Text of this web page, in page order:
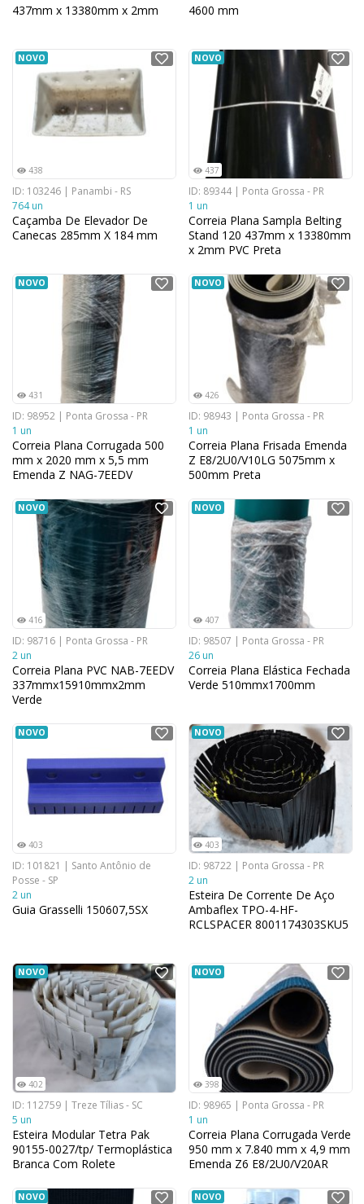
437mm x 13380mm x 2mm
4600 mm
NOVO
438
ID: 103246 | Panambi - RS
764 un
Caçamba De Elevador De
Canecas 285mm X 184 mm
NOVO
437
ID: 89344 | Ponta Grossa - PR
1 un
Correia Plana Sampla Belting
Stand 120 437mm x 13380mm
x 2mm PVC Preta
NOVO
431
ID: 98952 | Ponta Grossa - PR
1 un
Correia Plana Corrugada 500
mm x 2020 mm x 5,5 mm
Emenda Z NAG-7EEDV
NOVO
426
ID: 98943 | Ponta Grossa - PR
1 un
Correia Plana Frisada Emenda
Z E8/2U0/V10LG 5075mm x
500mm Preta
NOVO
416
ID: 98716 | Ponta Grossa - PR
2 un
Correia Plana PVC NAB-7EEDV
337mmx15910mmx2mm
Verde
NOVO
407
ID: 98507 | Ponta Grossa - PR
26 un
Correia Plana Elástica Fechada
Verde 510mmx1700mm
NOVO
403
ID: 101821 | Santo Antônio de
Posse - SP
2 un
Guia Grasselli 150607,5SX
NOVO
403
ID: 98722 | Ponta Grossa - PR
2 un
Esteira De Corrente De Aço
Ambaflex TPO-4-HF-
RCLSPACER 8001174303SKU5
NOVO
402
ID: 112759 | Treze Tílias - SC
5 un
Esteira Modular Tetra Pak
90155-0027/tp/ Termoplástica
Branca Com Rolete
NOVO
398
ID: 98965 | Ponta Grossa - PR
1 un
Correia Plana Corrugada Verde
950 mm x 7.840 mm x 4,9 mm
Emenda Z6 E8/2U0/V20AR
NOVO NOVO